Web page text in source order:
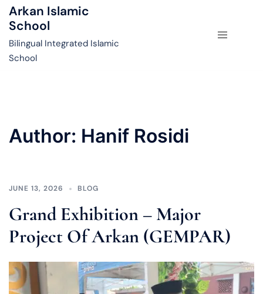
Arkan Islamic
School
Bilingual Integrated Islamic
School
Author: Hanif Rosidi
JUNE 13, 2026 BLOG
Grand Exhibition – Major
Project Of Arkan (GEMPAR)